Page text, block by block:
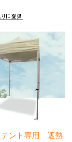
テント専用 遮熱